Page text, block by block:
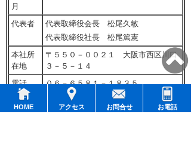
HOME アクセス お問合せ お電話
月
代表者
代表取締役会長 松尾久敏
代表取締役社長 松尾篤憲
本社所
在地
〒５５０－００２１ 大阪市西区川口
３－５－１４
電話
０６－６５８１－１８３５
ＦＡＸ
０６－６５８１－４６００